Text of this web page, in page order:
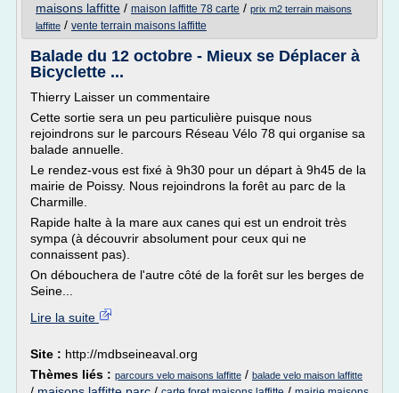
maisons laffitte / maison laffitte 78 carte / prix m2 terrain maisons
laffitte / vente terrain maisons laffitte
Balade du 12 octobre - Mieux se Déplacer à
Bicyclette ...
Thierry Laisser un commentaire
Cette sortie sera un peu particulière puisque nous
rejoindrons sur le parcours Réseau Vélo 78 qui organise sa
balade annuelle.
Le rendez-vous est fixé à 9h30 pour un départ à 9h45 de la
mairie de Poissy. Nous rejoindrons la forêt au parc de la
Charmille.
Rapide halte à la mare aux canes qui est un endroit très
sympa (à découvrir absolument pour ceux qui ne
connaissent pas).
On débouchera de l'autre côté de la forêt sur les berges de
Seine...
Lire la suite
Site : http://mdbseineaval.org
Thèmes liés : parcours velo maisons laffitte / balade velo maison laffitte